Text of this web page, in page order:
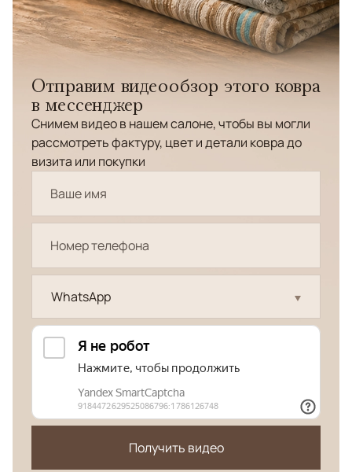
Отправим видеообзор этого ковра
в мессенджер
Снимем видео в нашем салоне, чтобы вы могли
рассмотреть фактуру, цвет и детали ковра до
визита или покупки
WhatsApp
Получить видео